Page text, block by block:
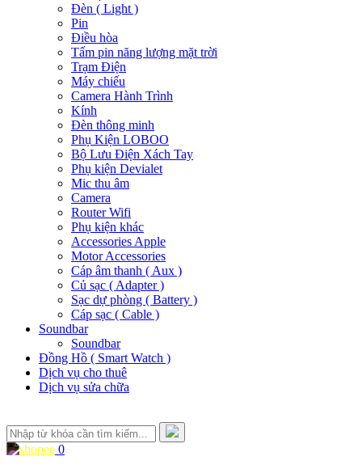
Đèn ( Light )
Pin
Điều hòa
Tấm pin năng lượng mặt trời
Trạm Điện
Máy chiếu
Camera Hành Trình
Kính
Đèn thông minh
Phụ Kiện LOBOO
Bộ Lưu Điện Xách Tay
Phụ kiện Devialet
Mic thu âm
Camera
Router Wifi
Phụ kiện khác
Accessories Apple
Motor Accessories
Cáp âm thanh ( Aux )
Củ sạc ( Adapter )
Sạc dự phòng ( Battery )
Cáp sạc ( Cable )
Soundbar
Soundbar
Đồng Hồ ( Smart Watch )
Dịch vụ cho thuê
Dịch vụ sửa chữa
0